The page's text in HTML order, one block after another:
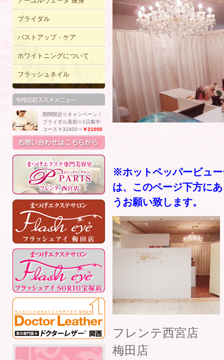
※ホットペッパービュ
は、このページ下方に
うお願い致します。
フレ
梅田
ブライダル
バストアップ・ケア
ホワイトニングについて
フラッシュネイル
期間限定☆キャンペーン！
ブライダル直前☆1日集中
コース￥32400⇒ ￥21000